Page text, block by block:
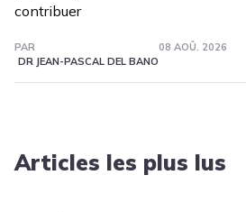
contribuer
PAR
DR JEAN-PASCAL DEL BANO
08 AOÛ. 2026
Articles les plus lus